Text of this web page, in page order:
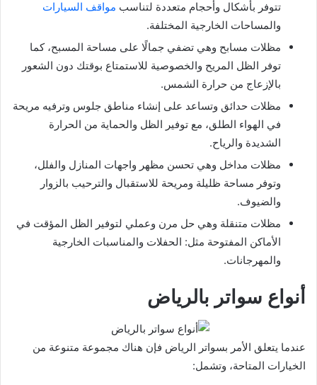
تتوفر بأشكال وأحجام متعددة لتناسب مواقف السيارات
والمساحات الخارجية المختلفة.
مظلات مسابح وهي تضفي جمالًا على مساحة المسبح، كما
توفر الظل المريح والخصوصية للاستمتاع بوقتك دون الشعور
بالإزعاج من حرارة الشمس.
مظلات حدائق وتساعد على إنشاء مناطق جلوس وترفيه مريحة
في الهواء الطلق، مع توفير الظل والحماية من الحرارة
الشديدة والرياح.
مظلات مداخل وهي تحسن مظهر واجهات المنازل والفلل،
وتوفر مساحة ظليلة ومريحة للاستقبال والترحيب بالزوار
والضيوف.
مظلات متنقلة وهي حل مرن وعملي لتوفير الظل المؤقت في
الأماكن المفتوحة مثل: الحفلات والمناسبات الخارجية
والمهرجانات.
أنواع سواتر بالرياض
عندما يتعلق الأمر بسواتر الرياض فإن هناك مجموعة متنوعة من
الخيارات المتاحة، وتشمل: